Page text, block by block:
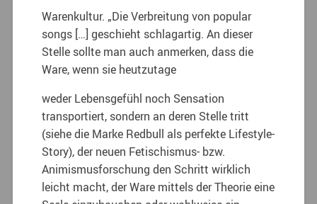
Warenkultur. „Die Verbreitung von popular
songs […] geschieht schlagartig. An dieser
Stelle sollte man auch anmerken, dass die
Ware, wenn sie heutzutage
weder Lebensgefühl noch Sensation
transportiert, sondern an deren Stelle tritt
(siehe die Marke Redbull als perfekte Lifestyle-
Story), der neuen Fetischismus- bzw.
Animismusforschung den Schritt wirklich
leicht macht, der Ware mittels der Theorie eine